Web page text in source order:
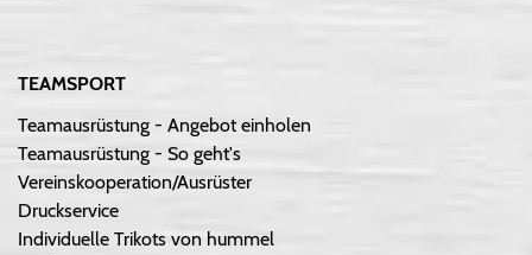
TEAMSPORT
Teamausrüstung - Angebot einholen
Teamausrüstung - So geht's
Vereinskooperation/Ausrüster
Druckservice
Individuelle Trikots von hummel